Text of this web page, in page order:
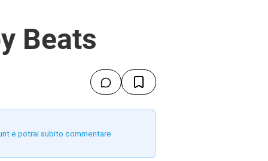
Beats
e potrai subito commentare.